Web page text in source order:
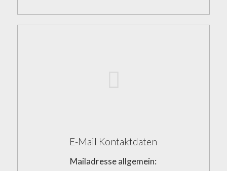
E-Mail Kontaktdaten
Mailadresse allgemein: